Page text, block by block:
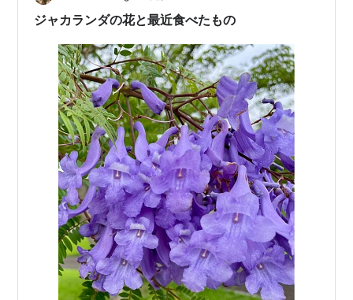
ト（四つ割り） …
ジャカランダの花と最近食べたもの